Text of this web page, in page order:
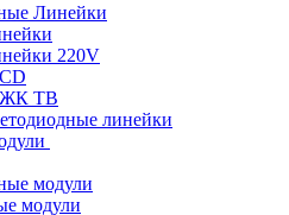
Линейки
220V
ЖК ТВ
линейки
модули
модули